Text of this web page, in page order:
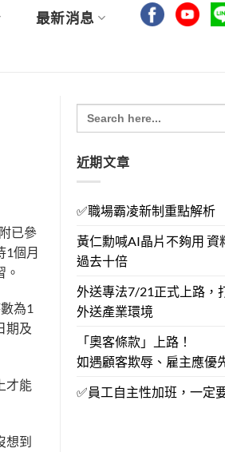
最新消息
已參
1個月
為1
期及
才能
想到
Search
for:
近期文章
✅職場霸凌新制重點解析
黃仁勳喊AI晶片不夠用 資
過去十倍
外送專法7/21正式上路，
外送產業環境
「奧客條款」上路！
如遇顧客欺辱、雇主應優
✅員工自主性加班，一定